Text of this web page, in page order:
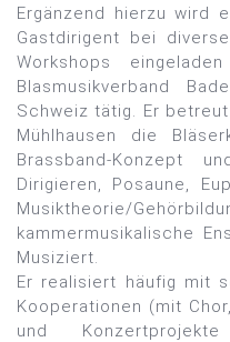
Ergänzend hierzu wird
Gastdirigent bei
Workshops
Blasmusikverband
Schweiz tätig. Er
Mühlhausen die
Brassband-Konzept
Dirigieren, Posaune,
Musiktheorie/
kammermusikalische
Musiziert.
Er realisiert häufig mit
Kooperationen (mit
und